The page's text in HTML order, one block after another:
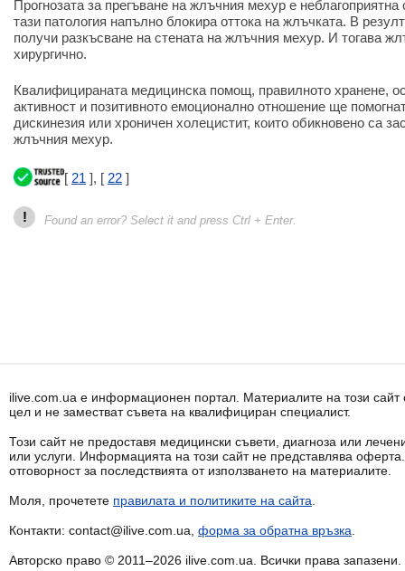
Прогнозата за прегъване на жлъчния мехур е
тази патология напълно блокира оттока на жлъчката. В
получи разкъсване на стената на жлъчния мехур. И тогава
хирургично.
Квалифицираната медицинска помощ, правилното хранене,
активност и позитивното емоционално отношение ще
дискинезия или хроничен холецистит, които обикновено са
жлъчния мехур.
[ 21 ], [ 22 ]
! Found an error? Select it and press Ctrl + Enter.
ilive.com.ua е информационен портал. Материалите на този
цел и не заместват съвета на квалифициран специалист.
Този сайт не предоставя медицински съвети, диагноза или
или услуги. Информацията на този сайт не представлява
отговорност за последствията от използването на материалите.
Моля, прочетете правилата и политиките на сайта
Контакти: contact@ilive.com.ua, форма за обратна връзка
Авторско право © 2011–2026 ilive.com.ua. Всички права запазени.